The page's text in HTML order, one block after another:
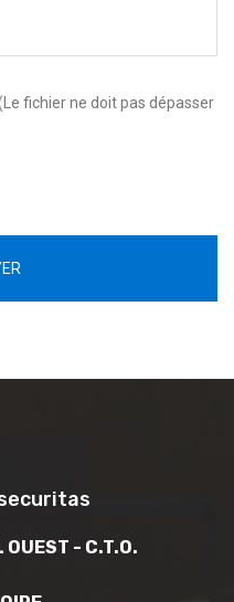
fichier ne doit pas dépasser
OUEST - C.T.O.